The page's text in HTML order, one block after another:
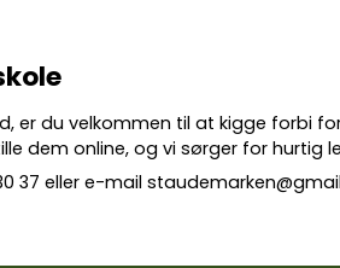
er du velkommen til at kigge forbi
dem online, og vi sørger for hurtig
37 eller e-mail